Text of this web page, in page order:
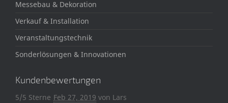
Messebau & Dekoration
Verkauf & Installation
Veranstaltungstechnik
Sonderlösungen & Innovationen
Kundenbewertungen
5/5 Sterne Feb 27, 2019 von Lars